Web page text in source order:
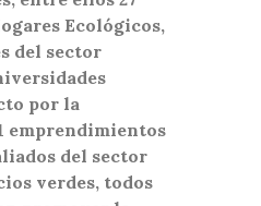
Ecológicos,
del sector
por la
emprendimientos
del sector
verdes, todos